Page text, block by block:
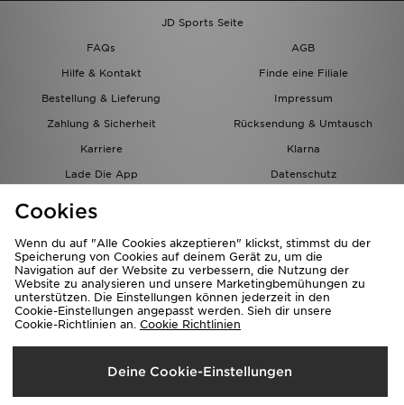
JD Sports Seite
FAQs
AGB
Hilfe & Kontakt
Finde eine Filiale
Bestellung & Lieferung
Impressum
Zahlung & Sicherheit
Rücksendung & Umtausch
Karriere
Klarna
Lade Die App
Datenschutz
Lieferung Nach
Österreich
Cookies
Wenn du auf "Alle Cookies akzeptieren" klickst, stimmst du der
Speicherung von Cookies auf deinem Gerät zu, um die
Navigation auf der Website zu verbessern, die Nutzung der
Website zu analysieren und unsere Marketingbemühungen zu
unterstützen. Die Einstellungen können jederzeit in den
Cookie-Einstellungen angepasst werden. Sieh dir unsere
Cookie-Richtlinien an. Cookie Richtlinien
Deine Cookie-Einstellungen